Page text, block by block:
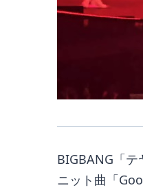
BIGBANG「
ニット曲「